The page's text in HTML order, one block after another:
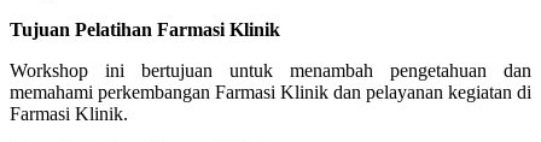
Tujuan Pelatihan Farmasi Klinik
Workshop ini bertujuan untuk menambah pengetahuan dan
memahami perkembangan Farmasi Klinik dan pelayanan kegiatan di
Farmasi Klinik.